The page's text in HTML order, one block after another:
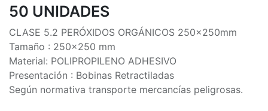
50 UNIDADES
CLASE 5.2 PERÓXIDOS ORGÁNICOS 250x250mm
Tamaño : 250x250 mm
Material: POLIPROPILENO ADHESIVO
Presentación : Bobinas Retractiladas
Según normativa transporte mercancías peligrosas.